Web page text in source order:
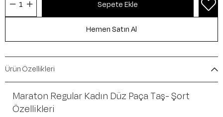
Ürün Özellikleri
Maraton Regular Kadın Düz Paça Taş- Şort
Özellikleri